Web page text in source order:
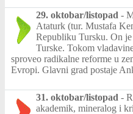
29. oktobar/listopad -
Ataturk (tur. Mustafa
Republiku Tursku. On
Turske. Tokom
sproveo radikalne reforme u
Evropi. Glavni grad postaje
31. oktobar/listopad -
akademik, mineralog i